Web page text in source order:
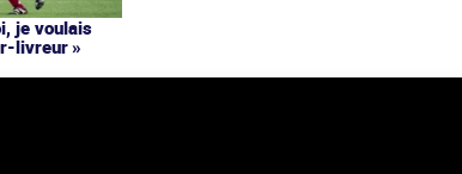
je voulais
livreur »